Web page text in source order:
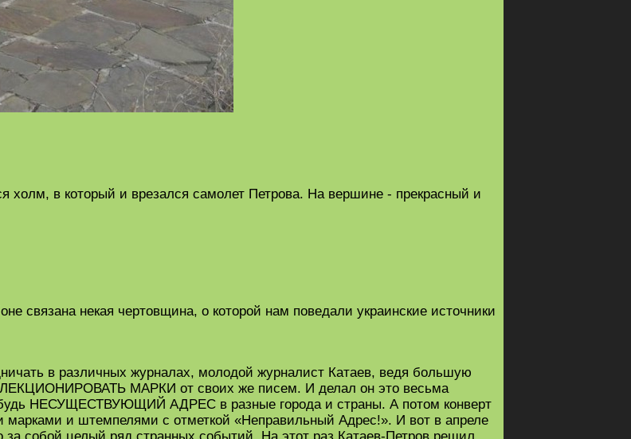
холм, в который и врезался самолет Петрова. На вершине - прекрасный и
связана некая чертовщина, о которой нам поведали украинские источники
в различных журналах, молодой журналист Катаев, ведя большую
МАРКИ от своих же писем. И делал он это весьма
НЕСУЩЕСТВУЮЩИЙ АДРЕС в разные города и страны. А потом конверт
марками и штемпелями с отметкой «Неправильный Адрес!». И вот в апреле
за собой целый ряд странных событий. На этот раз Катаев-Петров решил